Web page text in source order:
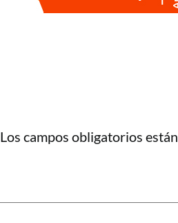
Los campos obligatorios están